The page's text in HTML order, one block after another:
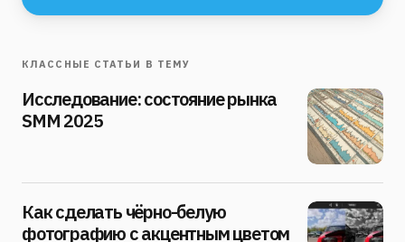
КЛАССНЫЕ СТАТЬИ В ТЕМУ
Исследование: состояние рынка
SMM 2025
Как сделать чёрно-белую
фотографию с акцентным цветом